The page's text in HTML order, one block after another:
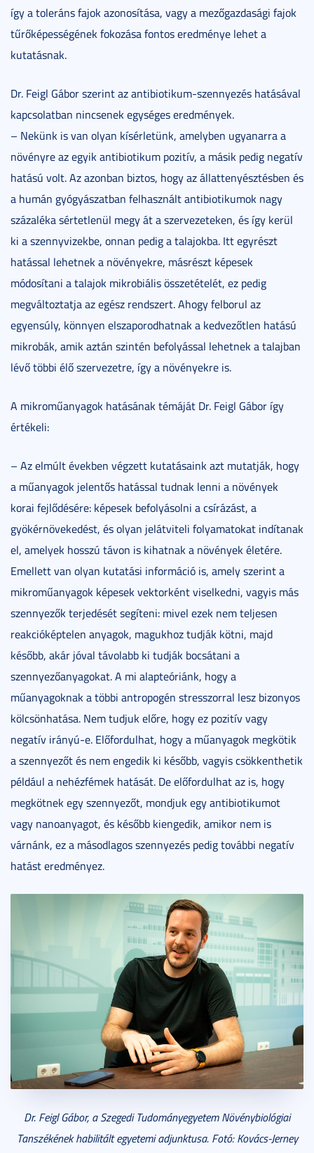
így a toleráns fajok azonosítása, vagy a mezőgazdasági fajok
tűrőképességének fokozása fontos eredménye lehet a
kutatásnak.
Dr. Feigl Gábor szerint az antibiotikum-szennyezés hatásával
kapcsolatban nincsenek egységes eredmények.
– Nekünk is van olyan kísérletünk, amelyben ugyanarra a
növényre az egyik antibiotikum pozitív, a másik pedig negatív
hatású volt. Az azonban biztos, hogy az állattenyésztésben és
a humán gyógyászatban felhasznált antibiotikumok nagy
százaléka sértetlenül megy át a szervezeteken, és így kerül
ki a szennyvizekbe, onnan pedig a talajokba. Itt egyrészt
hatással lehetnek a növényekre, másrészt képesek
módosítani a talajok mikrobiális összetételét, ez pedig
megváltoztatja az egész rendszert. Ahogy felborul az
egyensúly, könnyen elszaporodhatnak a kedvezőtlen hatású
mikrobák, amik aztán szintén befolyással lehetnek a talajban
lévő többi élő szervezetre, így a növényekre is.
A mikroműanyagok hatásának témáját Dr. Feigl Gábor így
értékeli:
– Az elmúlt években végzett kutatásaink azt mutatják, hogy
a műanyagok jelentős hatással tudnak lenni a növények
korai fejlődésére: képesek befolyásolni a csírázást, a
gyökérnövekedést, és olyan jelátviteli folyamatokat indítanak
el, amelyek hosszú távon is kihatnak a növények életére.
Emellett van olyan kutatási információ is, amely szerint a
mikroműanyagok képesek vektorként viselkedni, vagyis más
szennyezők terjedését segíteni: mivel ezek nem teljesen
reakcióképtelen anyagok, magukhoz tudják kötni, majd
később, akár jóval távolabb ki tudják bocsátani a
szennyezőanyagokat. A mi alapteóriánk, hogy a
műanyagoknak a többi antropogén stresszorral lesz bizonyos
kölcsönhatása. Nem tudjuk előre, hogy ez pozitív vagy
negatív irányú-e. Előfordulhat, hogy a műanyagok megkötik
a szennyezőt és nem engedik ki később, vagyis csökkenthetik
például a nehézfémek hatását. De előfordulhat az is, hogy
megkötnek egy szennyezőt, mondjuk egy antibiotikumot
vagy nanoanyagot, és később kiengedik, amikor nem is
várnánk, ez a másodlagos szennyezés pedig további negatív
hatást eredményez.
Dr. Feigl Gábor, a Szegedi Tudományegyetem Növénybiológiai
Tanszékének habilitált egyetemi adjunktusa. Fotó: Kovács-Jerney